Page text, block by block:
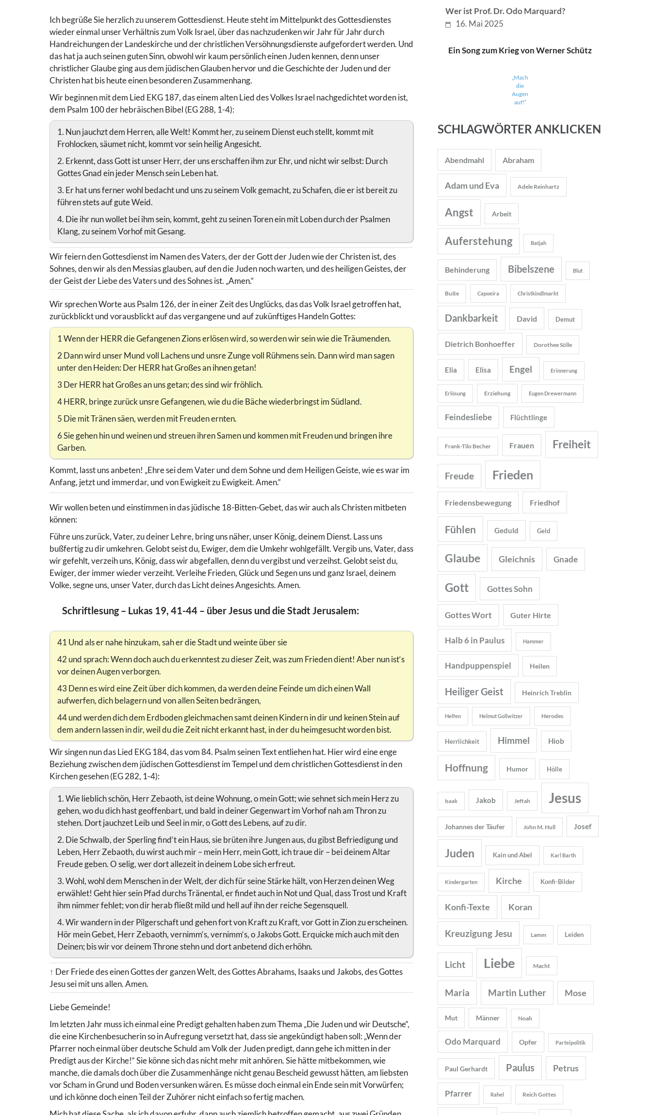
Ich begrüße Sie herzlich zu unserem Gottesdienst. Heute steht im Mittelpunkt des Gottesdienstes
wieder einmal unser Verhältnis zum Volk Israel, über das nachzudenken wir Jahr für Jahr durch
Handreichungen der Landeskirche und der christlichen Versöhnungsdienste aufgefordert werden. Und
das hat ja auch seinen guten Sinn, obwohl wir kaum persönlich einen Juden kennen, denn unser
christlicher Glaube ging aus dem jüdischen Glauben hervor und die Geschichte der Juden und der
Christen hat bis heute einen besonderen Zusammenhang.
Wir beginnen mit dem Lied EKG 187, das einem alten Lied des Volkes Israel nachgedichtet worden ist,
dem Psalm 100 der hebräischen Bibel (EG 288, 1-4):
1. Nun jauchzt dem Herren, alle Welt! Kommt her, zu seinem Dienst euch stellt, kommt mit
Frohlocken, säumet nicht, kommt vor sein heilig Angesicht.
2. Erkennt, dass Gott ist unser Herr, der uns erschaffen ihm zur Ehr, und nicht wir selbst: Durch
Gottes Gnad ein jeder Mensch sein Leben hat.
3. Er hat uns ferner wohl bedacht und uns zu seinem Volk gemacht, zu Schafen, die er ist bereit zu
führen stets auf gute Weid.
4. Die ihr nun wollet bei ihm sein, kommt, geht zu seinen Toren ein mit Loben durch der Psalmen
Klang, zu seinem Vorhof mit Gesang.
Wir feiern den Gottesdienst im Namen des Vaters, der der Gott der Juden wie der Christen ist, des
Sohnes, den wir als den Messias glauben, auf den die Juden noch warten, und des heiligen Geistes, der
der Geist der Liebe des Vaters und des Sohnes ist. „Amen.“
Wir sprechen Worte aus Psalm 126, der in einer Zeit des Unglücks, das das Volk Israel getroffen hat,
zurückblickt und vorausblickt auf das vergangene und auf zukünftiges Handeln Gottes:
1 Wenn der HERR die Gefangenen Zions erlösen wird, so werden wir sein wie die Träumenden.
2 Dann wird unser Mund voll Lachens und unsre Zunge voll Rühmens sein. Dann wird man sagen
unter den Heiden: Der HERR hat Großes an ihnen getan!
3 Der HERR hat Großes an uns getan; des sind wir fröhlich.
4 HERR, bringe zurück unsre Gefangenen, wie du die Bäche wiederbringst im Südland.
5 Die mit Tränen säen, werden mit Freuden ernten.
6 Sie gehen hin und weinen und streuen ihren Samen und kommen mit Freuden und bringen ihre
Garben.
Kommt, lasst uns anbeten! „Ehre sei dem Vater und dem Sohne und dem Heiligen Geiste, wie es war im
Anfang, jetzt und immerdar, und von Ewigkeit zu Ewigkeit. Amen.“
Wir wollen beten und einstimmen in das jüdische 18-Bitten-Gebet, das wir auch als Christen mitbeten
können:
Führe uns zurück, Vater, zu deiner Lehre, bring uns näher, unser König, deinem Dienst. Lass uns
bußfertig zu dir umkehren. Gelobt seist du, Ewiger, dem die Umkehr wohlgefällt. Vergib uns, Vater, dass
wir gefehlt, verzeih uns, König, dass wir abgefallen, denn du vergibst und verzeihst. Gelobt seist du,
Ewiger, der immer wieder verzeiht. Verleihe Frieden, Glück und Segen uns und ganz Israel, deinem
Volke, segne uns, unser Vater, durch das Licht deines Angesichts. Amen.
Schriftlesung – Lukas 19, 41-44 – über Jesus und die Stadt Jerusalem:
41 Und als er nahe hinzukam, sah er die Stadt und weinte über sie
42 und sprach: Wenn doch auch du erkenntest zu dieser Zeit, was zum Frieden dient! Aber nun ist‘s
vor deinen Augen verborgen.
43 Denn es wird eine Zeit über dich kommen, da werden deine Feinde um dich einen Wall
aufwerfen, dich belagern und von allen Seiten bedrängen,
44 und werden dich dem Erdboden gleichmachen samt deinen Kindern in dir und keinen Stein auf
dem andern lassen in dir, weil du die Zeit nicht erkannt hast, in der du heimgesucht worden bist.
Wir singen nun das Lied EKG 184, das vom 84. Psalm seinen Text entliehen hat. Hier wird eine enge
Beziehung zwischen dem jüdischen Gottesdienst im Tempel und dem christlichen Gottesdienst in den
Kirchen gesehen (EG 282, 1-4):
1. Wie lieblich schön, Herr Zebaoth, ist deine Wohnung, o mein Gott; wie sehnet sich mein Herz zu
gehen, wo du dich hast geoffenbart, und bald in deiner Gegenwart im Vorhof nah am Thron zu
stehen. Dort jauchzet Leib und Seel in mir, o Gott des Lebens, auf zu dir.
2. Die Schwalb, der Sperling find‘t ein Haus, sie brüten ihre Jungen aus, du gibst Befriedigung und
Leben, Herr Zebaoth, du wirst auch mir – mein Herr, mein Gott, ich traue dir – bei deinem Altar
Freude geben. O selig, wer dort allezeit in deinem Lobe sich erfreut.
3. Wohl, wohl dem Menschen in der Welt, der dich für seine Stärke hält, von Herzen deinen Weg
erwählet! Geht hier sein Pfad durchs Tränental, er findet auch in Not und Qual, dass Trost und Kraft
ihm nimmer fehlet; von dir herab fließt mild und hell auf ihn der reiche Segensquell.
4. Wir wandern in der Pilgerschaft und gehen fort von Kraft zu Kraft, vor Gott in Zion zu erscheinen.
Hör mein Gebet, Herr Zebaoth, vernimm‘s, vernimm‘s, o Jakobs Gott. Erquicke mich auch mit den
Deinen; bis wir vor deinem Throne stehn und dort anbetend dich erhöhn.
↑ Der Friede des einen Gottes der ganzen Welt, des Gottes Abrahams, Isaaks und Jakobs, des Gottes
Jesu sei mit uns allen. Amen.
Liebe Gemeinde!
Im letzten Jahr muss ich einmal eine Predigt gehalten haben zum Thema „Die Juden und wir Deutsche“,
die eine Kirchenbesucherin so in Aufregung versetzt hat, dass sie angekündigt haben soll: „Wenn der
Pfarrer noch einmal über deutsche Schuld am Volk der Juden predigt, dann gehe ich mitten in der
Predigt aus der Kirche!“ Sie könne sich das nicht mehr mit anhören. Sie hätte mitbekommen, wie
manche, die damals doch über die Zusammenhänge nicht genau Bescheid gewusst hätten, am liebsten
vor Scham in Grund und Boden versunken wären. Es müsse doch einmal ein Ende sein mit Vorwürfen;
und ich könne doch einen Teil der Zuhörer nicht einfach so fertig machen.
Wer ist Prof. Dr. Odo Marquard?
16. Mai 2025
Ein Song zum Krieg von Werner Schütz
„Mach
die
Augen
auf!“
SCHLAGWÖRTER ANKLICKEN
Abendmahl Abraham
Adam und Eva Adele Reinhartz
Angst Arbeit
Auferstehung Batjah
Behinderung Bibelszene Blut
Buße Capoeira Christkindlmarkt
Dankbarkeit David Demut
Dietrich Bonhoeffer Dorothee Sölle
Elia Elisa Engel Erinnerung
Erlösung Erziehung Eugen Drewermann
Feindesliebe Flüchtlinge
Frank-Tilo Becher Frauen Freiheit
Freude Frieden
Friedensbewegung Friedhof
Fühlen Geduld Geld
Glaube Gleichnis Gnade
Gott Gottes Sohn
Gottes Wort Guter Hirte
Halb 6 in Paulus Hammer
Handpuppenspiel Heilen
Heiliger Geist Heinrich Treblin
Helfen Helmut Gollwitzer Herodes
Herrlichkeit Himmel Hiob
Hoffnung Humor Hölle
Isaak Jakob Jeftah Jesus
Johannes der Täufer John M. Hull Josef
Juden Kain und Abel Karl Barth
Kindergarten Kirche Konfi-Bilder
Konfi-Texte Koran
Kreuzigung Jesu Lamm Leiden
Licht Liebe Macht
Maria Martin Luther Mose
Mut Männer Noah
Odo Marquard Opfer Parteipolitik
Paul Gerhardt Paulus Petrus
Pfarrer Rahel Reich Gottes